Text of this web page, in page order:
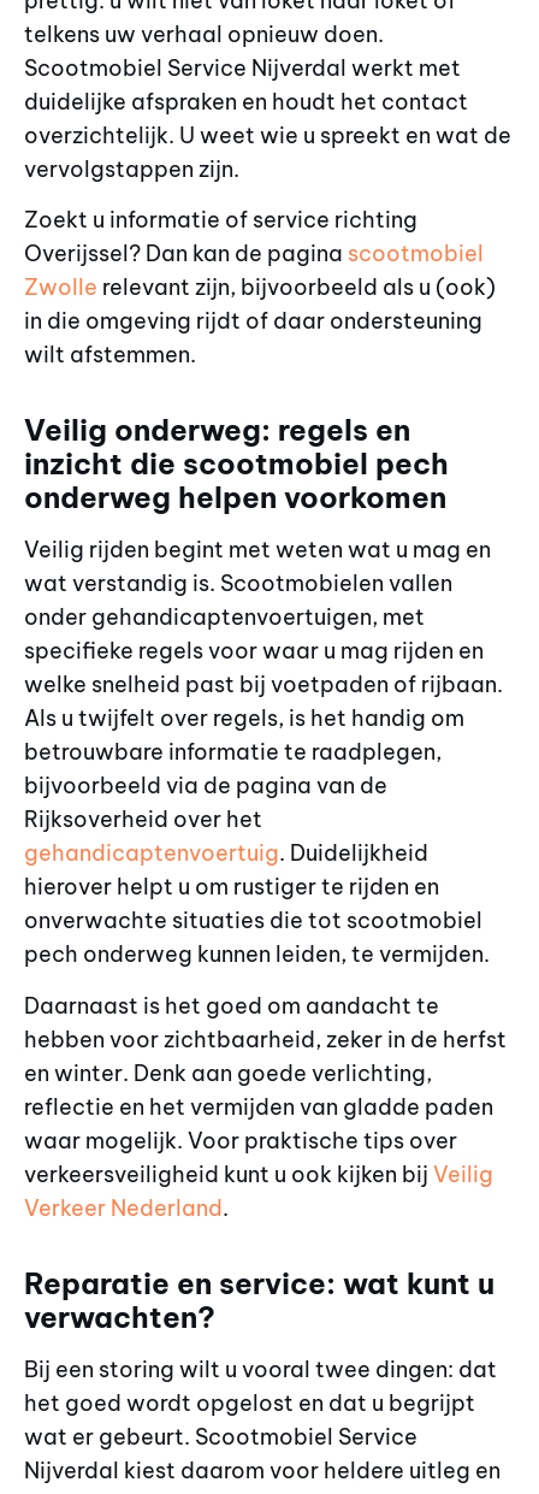
telkens uw verhaal opnieuw doen.
Scootmobiel Service Nijverdal werkt met
duidelijke afspraken en houdt het contact
overzichtelijk. U weet wie u spreekt en wat de
vervolgstappen zijn.
Zoekt u informatie of service richting
Overijssel? Dan kan de pagina scootmobiel
Zwolle relevant zijn, bijvoorbeeld als u (ook)
in die omgeving rijdt of daar ondersteuning
wilt afstemmen.
Veilig onderweg: regels en
inzicht die scootmobiel pech
onderweg helpen voorkomen
Veilig rijden begint met weten wat u mag en
wat verstandig is. Scootmobielen vallen
onder gehandicaptenvoertuigen, met
specifieke regels voor waar u mag rijden en
welke snelheid past bij voetpaden of rijbaan.
Als u twijfelt over regels, is het handig om
betrouwbare informatie te raadplegen,
bijvoorbeeld via de pagina van de
Rijksoverheid over het
gehandicaptenvoertuig. Duidelijkheid
hierover helpt u om rustiger te rijden en
onverwachte situaties die tot scootmobiel
pech onderweg kunnen leiden, te vermijden.
Daarnaast is het goed om aandacht te
hebben voor zichtbaarheid, zeker in de herfst
en winter. Denk aan goede verlichting,
reflectie en het vermijden van gladde paden
waar mogelijk. Voor praktische tips over
verkeersveiligheid kunt u ook kijken bij Veilig
Verkeer Nederland.
Reparatie en service: wat kunt u
verwachten?
Bij een storing wilt u vooral twee dingen: dat
het goed wordt opgelost en dat u begrijpt
wat er gebeurt. Scootmobiel Service
Nijverdal kiest daarom voor heldere uitleg en